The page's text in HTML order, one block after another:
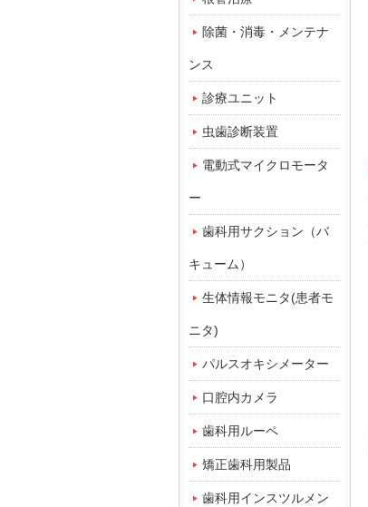
除菌・消毒・メンテナ
ンス
診療ユニット
虫歯診断装置
電動式マイクロモータ
ー
歯科用サクション（バ
キューム）
生体情報モニタ(患者モ
ニタ)
パルスオキシメーター
口腔内カメラ
歯科用ルーペ
矯正歯科用製品
歯科用インスツルメン